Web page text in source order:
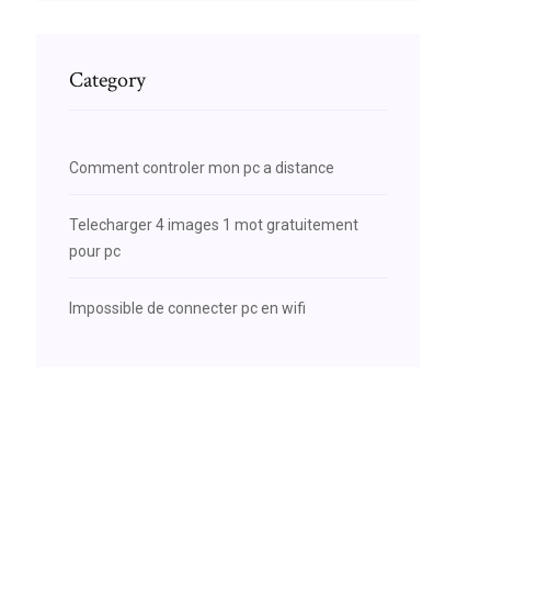
Category
Comment controler mon pc a distance
Telecharger 4 images 1 mot gratuitement
pour pc
Impossible de connecter pc en wifi